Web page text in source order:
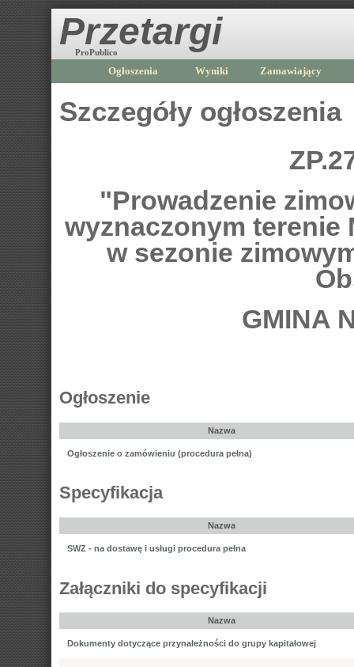
Przetargi
ProPublico
Ogłoszenia Wyniki Zamawiający
Szczegóły ogłoszenia
"Prowadzenie
wyznaczonym terenie
w sezonie
GMINA
Ogłoszenie
Nazwa
Ogłoszenie o zamówieniu (procedura pełna)
Specyfikacja
Nazwa
SWZ - na dostawę i usługi procedura pełna
Załączniki do specyfikacji
Nazwa
Dokumenty dotyczące przynależności do grupy kapitałowej